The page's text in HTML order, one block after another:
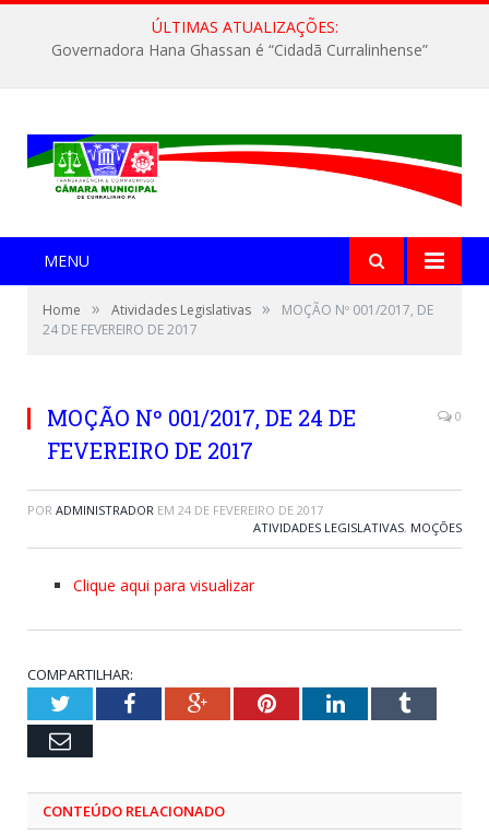
ÚLTIMAS ATUALIZAÇÕES:
Governadora Hana Ghassan é “Cidadã Curralinhense”
MENU
Home » Atividades Legislativas »
MOÇÃO Nº 001/2017, DE
24 DE FEVEREIRO DE 2017
MOÇÃO Nº 001/2017, DE 24 DE
FEVEREIRO DE 2017
0
POR ADMINISTRADOR EM 24 DE FEVEREIRO DE 2017
ATIVIDADES LEGISLATIVAS, MOÇÕES
Clique aqui para visualizar
COMPARTILHAR:
TwitterFacebookGoogle+PinterestLinkedInTumblr
Email
CONTEÚDO RELACIONADO